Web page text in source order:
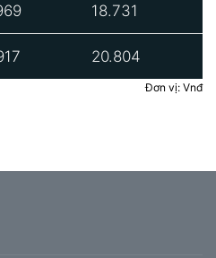
18.731
20.804
Đơn vị: Vnđ